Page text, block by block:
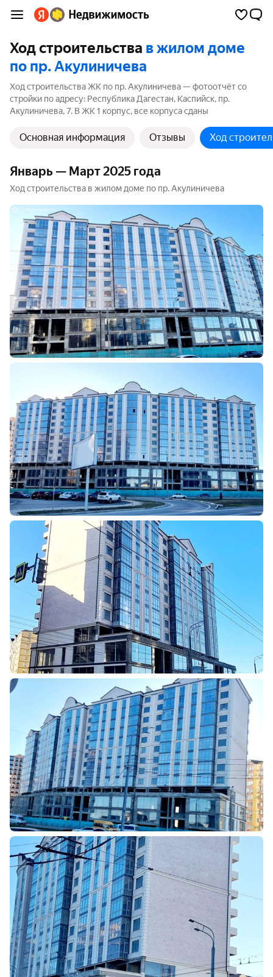
Ход строительства в жилом доме
по пр. Акулиничева
Ход строительства ЖК по пр. Акулиничева — фотоотчёт со
стройки по адресу: Республика Дагестан, Каспийск, пр.
Акулиничева, 7. В ЖК 1 корпус, все корпуса сданы
Основная информация Отзывы Ход
Январь — Март 2025 года
Ход строительства в жилом доме по пр. Акулиничева